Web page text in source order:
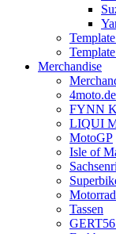
Merchandise
4moto.de
FYNN
LIQUI
MotoGP
Isle of
Tassen